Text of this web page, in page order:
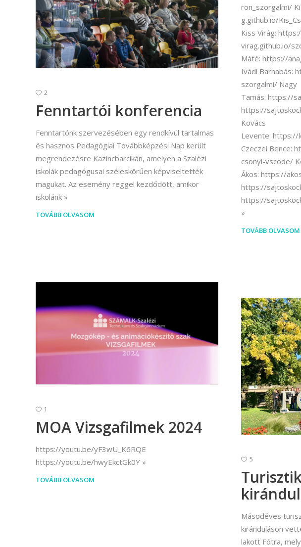
ron_szorgalmi/
g.github.io/
Kiss Virág:
virag.github.io/
Máté: https://
Ivádi Barnabás:
szorgalmi/ Nagy
Tamás: https://
https://
Kovács
Levente: https://
Czeczei Bence:
csonyi-vscode/
Ákos: https://
https://
https://
TOVÁBB OLVASOM
2
Fenntartói konferencia
Fenntartónk szervezésében egy rendkívül tartalmas
és hasznos Pedagógiai Továbbképzési Nap került
megrendezésre Kazincbarcikán, amelyen a Szalézi
iskolák pedagógusai széleskörűen képviseltették
magukat. Az esemény reggel kezdődött, amikor
iskolánk
TOVÁBB OLVASOM
1
MOA Vizsgafilmek 2024
https://youtu.be/yF3wU_K6RQE
https://youtu.be/hwyEkctGk0Y
TOVÁBB OLVASOM
5
Másodéves
kiránduláson
lakott Fótra,